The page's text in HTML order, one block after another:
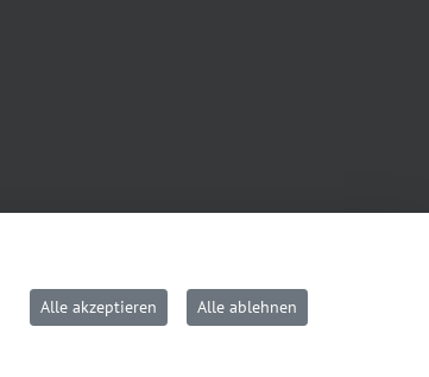
Alle akzeptieren Alle ablehnen